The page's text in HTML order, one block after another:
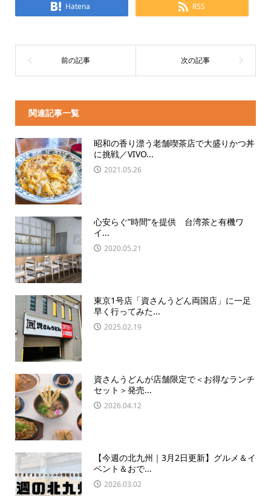
Hatena RSS
関連記事一覧
昭和の香り漂う老舗喫茶店で大盛りかつ丼
に挑戦／VIVO...
2021.05.26
心安らぐ”時間”を提供 台湾茶と有機ワ
イ...
2020.05.21
東京1号店「資さんうどん両国店」に一足
早く行ってみた...
2025.02.19
資さんうどんが店舗限定で＜お得なランチ
セット＞発売...
2026.04.12
【今週の北九州｜3月2日更新】グルメ＆イ
ベント＆おで...
2026.03.02